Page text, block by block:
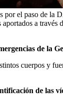
por el paso de la
a través
de la
cuerpos y
de las